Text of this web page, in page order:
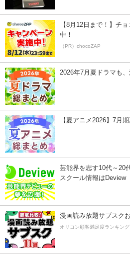
【8月12日まで！】チ
中！
（PR）chocoZAP
2026年7月夏ドラマも
【夏アニメ2026】7月
芸能界を志す10代～20
スクール情報はDeview
漫画読み放題サブスク
オリコン顧客満足度ランキング